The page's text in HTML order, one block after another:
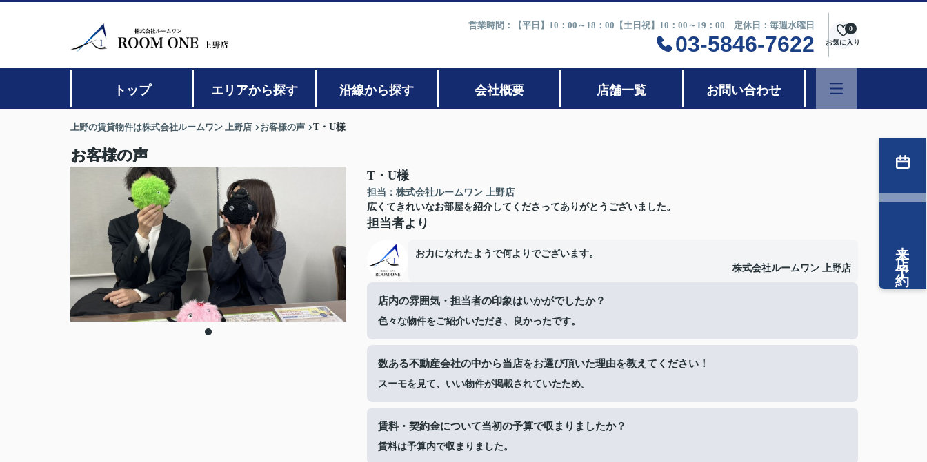
営業時間：【平日】10：00～18：00【土日祝】10：00～19：00 定休日：毎週水曜日
03-5846-7622 お気に入り
0
トップ エリアから探す 沿線から探す 会社概要 店舗一覧 お問い合わせ
上野の賃貸物件は株式会社ルームワン 上野店 お客様の声 T・U様
お客様の声
T・U様
担当：株式会社ルームワン 上野店
広くてきれいなお部屋を紹介してくださってありがとうございました。
担当者より
お力になれたようで何よりでございます。
株式会社ルームワン 上野店
店内の雰囲気・担当者の印象はいかがでしたか？
色々な物件をご紹介いただき、良かったです。
数ある不動産会社の中から当店をお選び頂いた理由を教えてください！
スーモを見て、いい物件が掲載されていたため。
賃料・契約金について当初の予算で収まりましたか？
賃料は予算内で収まりました。
来店予約